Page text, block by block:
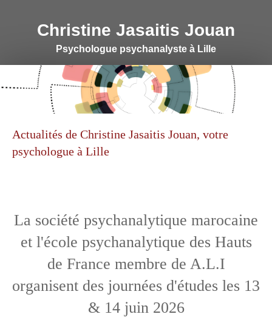
Christine Jasaitis Jouan
Psychologue psychanalyste à Lille
Actualités de Christine Jasaitis Jouan, votre
psychologue à Lille
La société psychanalytique marocaine
et l'école psychanalytique des Hauts
de France membre de A.L.I
organisent des journées d'études les 13
& 14 juin 2026